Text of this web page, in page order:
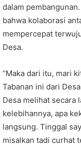
dalam
bahwa kolaborasi
mempercepat
Desa.
“Maka dari itu, mari
Tabanan ini dari
Desa melihat secara
kelebihannya, apa
langsung. Tinggal
misalkan tadi curhat